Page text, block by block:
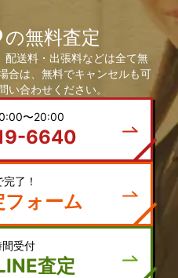
の無料査定
送料・出張料などは全て無
合は、無料でキャンセルも可
い合わせください。
6640
了！
フォーム
受付
査定